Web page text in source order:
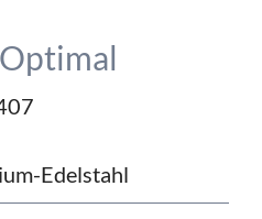
Edelstahl